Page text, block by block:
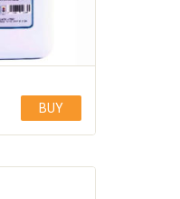
BUY